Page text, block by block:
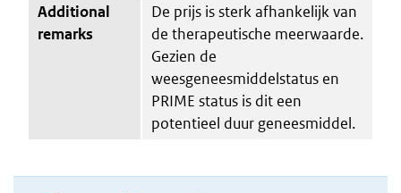
Additional
remarks
De prijs is sterk afhankelijk van
de therapeutische meerwaarde.
Gezien de
weesgeneesmiddelstatus en
PRIME status is dit een
potentieel duur geneesmiddel.